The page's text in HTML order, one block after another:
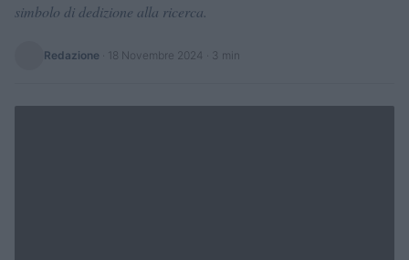
simbolo di dedizione alla ricerca.
Redazione 18 Novembre 2024 · 3 min